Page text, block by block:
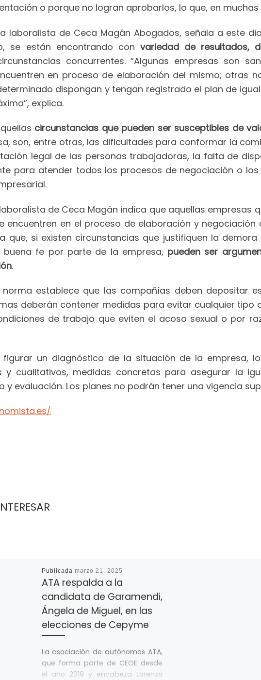
o porque no logran aprobarlos, lo que, en muchas
laboralista de Ceca Magán Abogados, señala a este
se están encontrando con variedad de resultados,
concurrentes. “Algunas empresas son
en proceso de elaboración del mismo; otras
dispongan y tengan registrado el plan de
explica.
circunstancias que pueden ser susceptibles de
son, entre otras, las dificultades para conformar la
legal de las personas trabajadoras, la falta de
para atender todos los procesos de negociación o
de Ceca Magán indica que aquellas empresas
encuentren en el proceso de elaboración y
que, si existen circunstancias que justifiquen la
buena fe por parte de la empresa, pueden ser
.
establece que las compañías deben depositar
deberán contener medidas para evitar cualquier tipo
de trabajo que eviten el acoso sexual o por
un diagnóstico de la situación de la empresa,
y cualitativos, medidas concretas para asegurar la
y evaluación. Los planes no podrán tener una vigencia
Publicada marzo 21, 2025
ATA respalda a la
candidata de Garamendi,
Ángela de Miguel, en las
elecciones de Cepyme
La asociación de autónomos ATA,
que forma parte de CEOE desde
el año 2019 y encabeza Lorenzo